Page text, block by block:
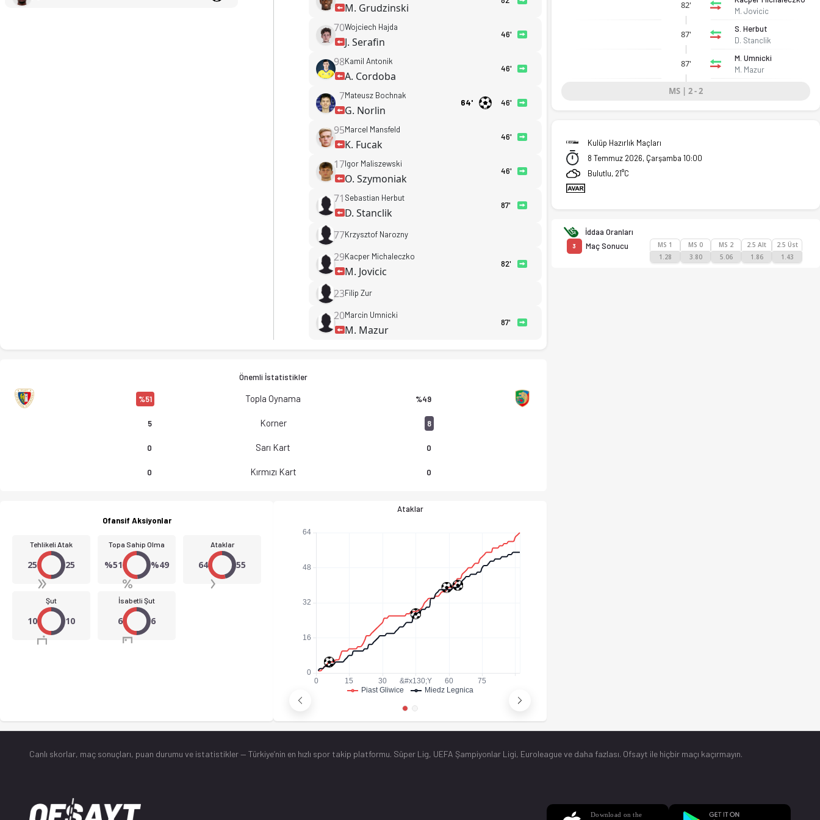
M. Grudzinski
70Wojciech Hajda
J. Serafin
46'
98Kamil Antonik
A. Cordoba
46'
7Mateusz Bochnak
G. Norlin
64' 46'
95Marcel Mansfeld
K. Fucak
46'
17Igor Maliszewski
O. Szymoniak
46'
71 Sebastian Herbut
D. Stanclik
87'
77Krzysztof Narozny
29Kacper Michaleczko
M. Jovicic
82'
23Filip Zur
20Marcin Umnicki
M. Mazur
87'
Önemli İstatistikler
%51 Topla Oynama %49
5 Korner 8
0 Sarı Kart 0
0 Kırmızı Kart 0
Ofansif Aksiyonlar
Tehlikeli Atak
25 25
Topa Sahip Olma
%51 %49
Ataklar
64 55
Şut
10 10
İsabetli Şut
6 6
Ataklar
82'
M. Jovicic
87'
S. Herbut
D. Stanclik
87'
M. Umnicki
M. Mazur
MS | 2 - 2
Kulüp Hazırlık Maçları
8 Temmuz 2026, Çarşamba 10:00
Bulutlu, 21°C
İddaa Oranları
3 Maç Sonucu
MS 1
1.28
MS 0
3.80
MS 2
5.06
2.5 Alt
1.86
2.5 Üst
1.43
Canlı skorlar, maç sonuçları, puan durumu ve istatistikler — Türkiye’nin en hızlı spor takip platformu. Süper Lig, UEFA Şampiyonlar Ligi, Euroleague ve daha fazlası. Ofsayt ile hiçbir maçı kaçırmayın.